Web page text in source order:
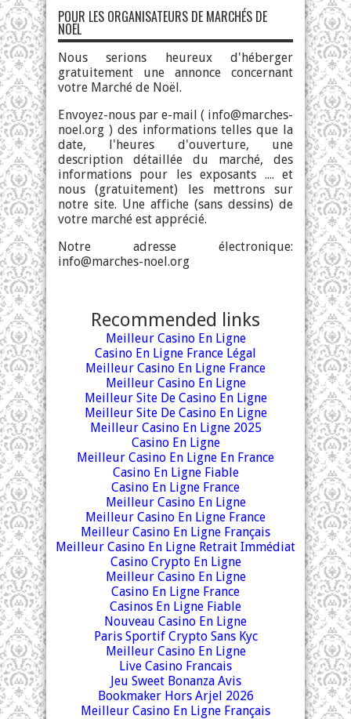
POUR LES ORGANISATEURS DE MARCHÉS DE
NOËL
Nous serions heureux d'héberger
gratuitement une annonce concernant
votre Marché de Noël.
Envoyez-nous par e-mail ( info@marches-
noel.org ) des informations telles que la
date, l'heures d'ouverture, une
description détaillée du marché, des
informations pour les exposants .... et
nous (gratuitement) les mettrons sur
notre site. Une affiche (sans dessins) de
votre marché est apprécié.
Notre adresse électronique:
info@marches-noel.org
Recommended links
Meilleur Casino En Ligne
Casino En Ligne France Légal
Meilleur Casino En Ligne France
Meilleur Casino En Ligne
Meilleur Site De Casino En Ligne
Meilleur Site De Casino En Ligne
Meilleur Casino En Ligne 2025
Casino En Ligne
Meilleur Casino En Ligne En France
Casino En Ligne Fiable
Casino En Ligne France
Meilleur Casino En Ligne
Meilleur Casino En Ligne France
Meilleur Casino En Ligne Français
Meilleur Casino En Ligne Retrait Immédiat
Casino Crypto En Ligne
Meilleur Casino En Ligne
Casino En Ligne France
Casinos En Ligne Fiable
Nouveau Casino En Ligne
Paris Sportif Crypto Sans Kyc
Meilleur Casino En Ligne
Live Casino Francais
Jeu Sweet Bonanza Avis
Bookmaker Hors Arjel 2026
Meilleur Casino En Ligne Français